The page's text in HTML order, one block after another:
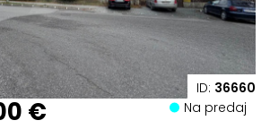
ID: 36660
€ Na predaj